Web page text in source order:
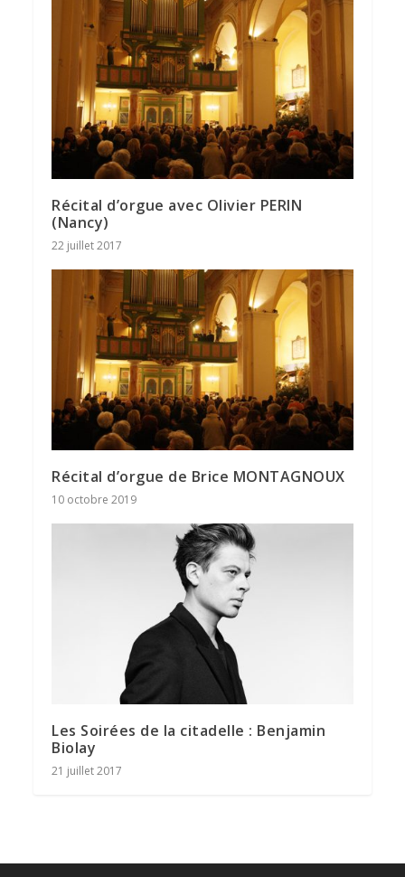
Récital d’orgue avec Olivier PERIN
(Nancy)
22 juillet 2017
Récital d’orgue de Brice MONTAGNOUX
10 octobre 2019
Les Soirées de la citadelle : Benjamin
Biolay
21 juillet 2017